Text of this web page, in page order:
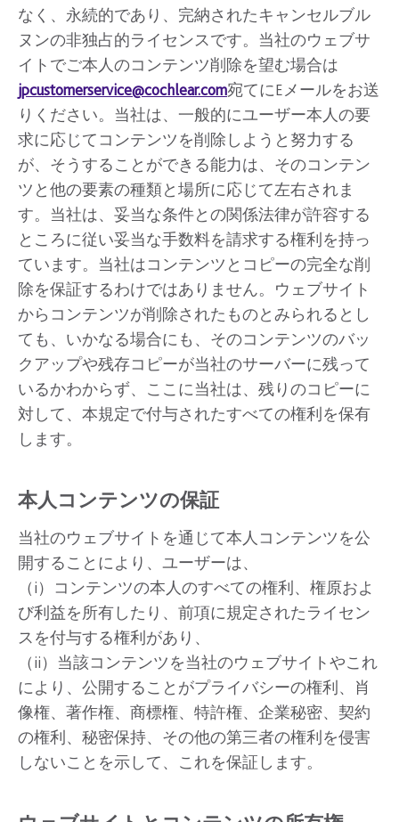
なく、永続的であり、完納されたキャンセルブル
ヌンの非独占的ライセンスです。当社のウェブサ
イトでご本人のコンテンツ削除を望む場合は
jpcustomerservice@cochlear.com宛てにEメールをお送
りください。当社は、一般的にユーザー本人の要
求に応じてコンテンツを削除しようと努力する
が、そうすることができる能力は、そのコンテン
ツと他の要素の種類と場所に応じて左右されま
す。当社は、妥当な条件との関係法律が許容する
ところに従い妥当な手数料を請求する権利を持っ
ています。当社はコンテンツとコピーの完全な削
除を保証するわけではありません。ウェブサイト
からコンテンツが削除されたものとみられるとし
ても、いかなる場合にも、そのコンテンツのバッ
クアップや残存コピーが当社のサーバーに残って
いるかわからず、ここに当社は、残りのコピーに
対して、本規定で付与されたすべての権利を保有
します。
本人コンテンツの保証
当社のウェブサイトを通じて本人コンテンツを公
開することにより、ユーザーは、
（i）コンテンツの本人のすべての権利、権原およ
び利益を所有したり、前項に規定されたライセン
スを付与する権利があり、
（ii）当該コンテンツを当社のウェブサイトやこれ
により、公開することがプライバシーの権利、肖
像権、著作権、商標権、特許権、企業秘密、契約
の権利、秘密保持、その他の第三者の権利を侵害
しないことを示して、これを保証します。